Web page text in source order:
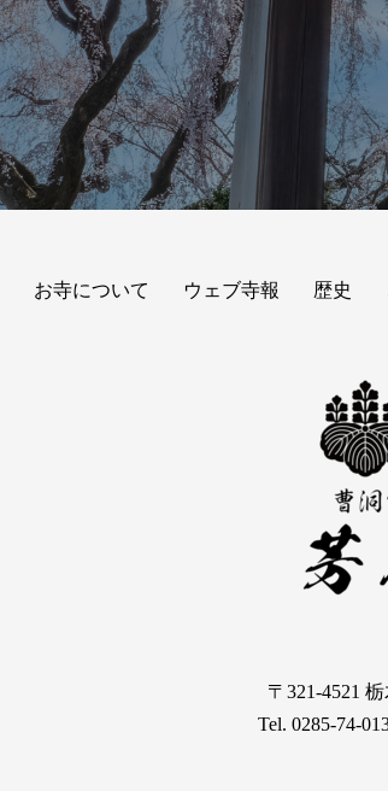
お寺について ウェブ寺報 歴史
〒321-4521
Tel. 0285-74-